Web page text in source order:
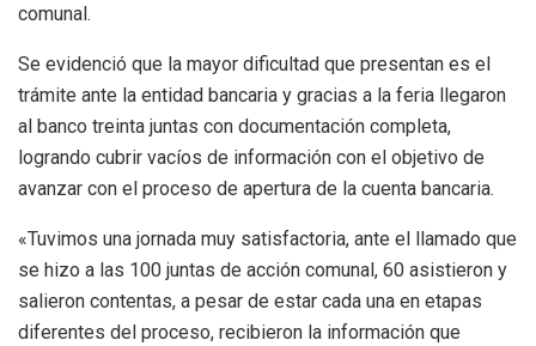
comunal.
Se evidenció que la mayor dificultad que presentan es el
trámite ante la entidad bancaria y gracias a la feria llegaron
al banco treinta juntas con documentación completa,
logrando cubrir vacíos de información con el objetivo de
avanzar con el proceso de apertura de la cuenta bancaria.
«Tuvimos una jornada muy satisfactoria, ante el llamado que
se hizo a las 100 juntas de acción comunal, 60 asistieron y
salieron contentas, a pesar de estar cada una en etapas
diferentes del proceso, recibieron la información que